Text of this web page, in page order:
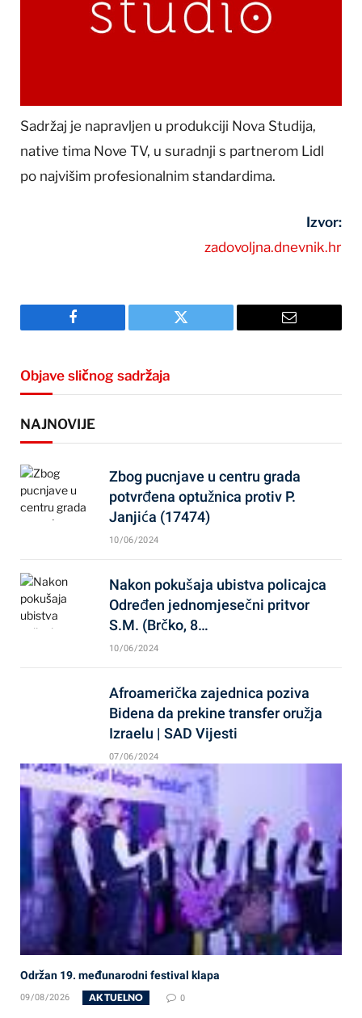
Sadržaj je napravljen u produkciji Nova Studija,
native tima Nove TV, u suradnji s partnerom Lidl
po najvišim profesionalnim standardima.
Izvor:
zadovoljna.dnevnik.hr
Facebook Twitter Email
Objave sličnog sadržaja
NAJNOVIJE
Zbog pucnjave u centru grada
potvrđena optužnica protiv P.
Janjića (17474)
10/06/2024
Nakon pokušaja ubistva policajca
Određen jednomjesečni pritvor
S.M. (Brčko, 8…
10/06/2024
Afroamerička zajednica poziva
Bidena da prekine transfer oružja
Izraelu | SAD Vijesti
07/06/2024
Održan 19. međunarodni festival klapa
09/08/2026 AKTUELNO 0